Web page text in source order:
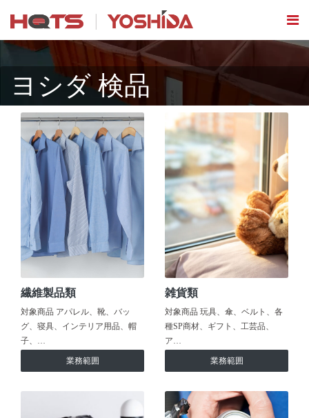
ヨシダ 検品
繊維製品類
対象商品 アパレル、靴、バッ
グ、寝具、インテリア用品、帽
子、…
業務範囲
雑貨類
対象商品 玩具、傘、ベルト、各
種SP商材、ギフト、工芸品、
ア…
業務範囲